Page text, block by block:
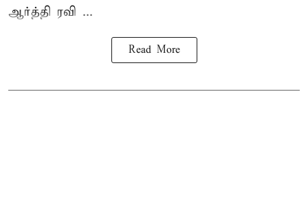
ஆர்த்தி ரவி ...
Read More